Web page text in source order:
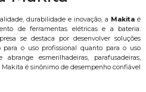
durabilidade e inovação, a Makita é
de ferramentas elétricas e a bateria.
se destaca por desenvolver soluções
para o uso profissional quanto para o uso
esmerilhadeiras, parafusadeiras,
é sinônimo de desempenho confiável